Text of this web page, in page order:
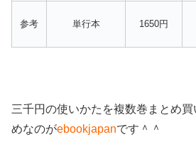
参考 単行本 1650円
三千円の使いかたを複数巻まとめ
めなのがebookjapanです＾＾